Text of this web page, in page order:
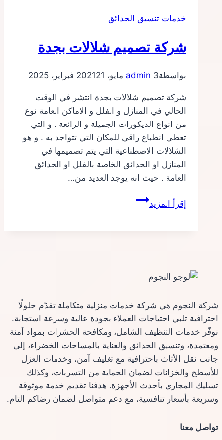
خدمات تنسيق الحدائق
شركة تصميم شلالات بجدة
بواسطة admin 3 مايو، 2021 21 فبراير، 2025
شركة تصميم شلالات بجدة انتشر في الوقت
الحالي في المنازل و الفلل و الاماكن العامة نوع
من انواع الديكورات الجميلة و الرائعة . و التي
تعطي انطباع راقي للمكان التي تتواجد به . و هو
الشلالات الاصطناعية التي يتم تصميمها في
المنازل او الحدائق الخاصة بالفلل او الحدائق
العامة . حيث انه يوجد العديد من…
إقرأ المزيدشركة
شركة النجوم هي شركة خدمات منزلية متكاملة تقدّم حلولًا
احترافية تلبي احتياجات العملاء بجودة عالية وسرعة استجابة.
نوفّر خدمات التنظيف الشامل، ومكافحة الحشرات بمواد آمنة
ومعتمدة، وتنسيق الحدائق والعناية بالمساحات الخضراء، إلى
جانب نقل الأثاث باحترافية مع تغليف آمن، وخدمات العزل
للأسطح والخزانات لضمان الحماية من التسربات، وكذلك
تسليك المجاري بأحدث الأجهزة. هدفنا تقديم خدمة موثوقة
وسريعة بأسعار تنافسية، مع دعم متواصل لضمان رضاكم التام.
تواصل معنا